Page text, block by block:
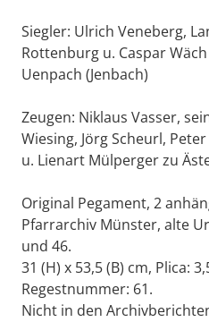
Siegler: Ulrich Veneberg,
Rottenburg u. Caspar
Uenpach (Jenbach)
Zeugen: Niklaus Vasser,
Wiesing, Jörg Scheurl,
u. Lienart Mülperger zu
Original Pegament, 2
Pfarrarchiv Münster, alte
und 46.
31 (H) x 53,5 (B) cm, Plica:
Regestnummer: 61.
Nicht in den